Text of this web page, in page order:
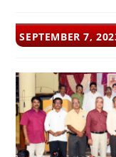
POST
PUBLISHED:
SEPTEMBER 7,